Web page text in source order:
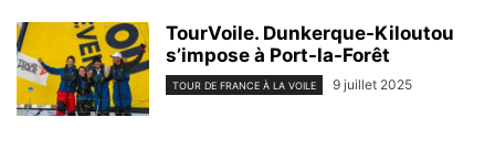
TourVoile. Dunkerque-Kiloutou
s’impose à Port-la-Forêt
TOUR DE FRANCE À LA VOILE 9 juillet 2025